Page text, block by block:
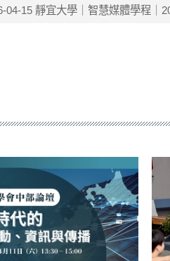
04-15靜宜大學｜智慧媒體學程｜